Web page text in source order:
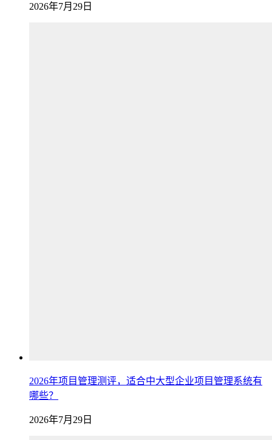
2026年7月29日
2026年项目管理测评，适合中大型企业项目管理系统有
哪些？
2026年7月29日